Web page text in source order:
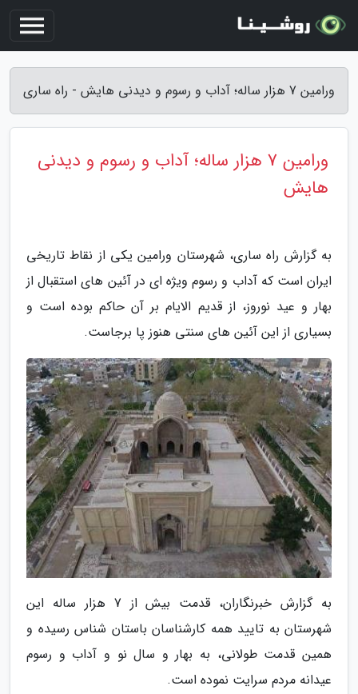
ورامین 7 هزار ساله؛ آداب و رسوم و دیدنی هایش - راه ساری
ورامین 7 هزار ساله؛ آداب و رسوم و دیدنی
هایش
به گزارش راه ساری، شهرستان ورامین یکی از نقاط تاریخی
ایران است که آداب و رسوم ویژه ای در آئین های استقبال از
بهار و عید نوروز، از قدیم الایام بر آن حاکم بوده است و
بسیاری از این آئین های سنتی هنوز پا برجاست.
به گزارش خبرنگاران، قدمت بیش از 7 هزار ساله این
شهرستان به تایید همه کارشناسان باستان شناس رسیده و
همین قدمت طولانی، به بهار و سال نو و آداب و رسوم
عیدانه مردم سرایت نموده است.